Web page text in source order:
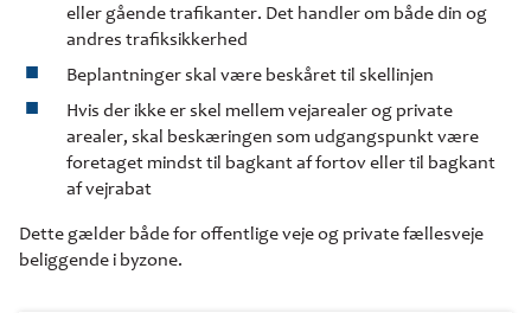
eller gående trafikanter. Det handler om både din og
andres trafiksikkerhed
Beplantninger skal være beskåret til skellinjen
Hvis der ikke er skel mellem vejarealer og private
arealer, skal beskæringen som udgangspunkt være
foretaget mindst til bagkant af fortov eller til bagkant
af vejrabat
Dette gælder både for offentlige veje og private fællesveje
beliggende i byzone.